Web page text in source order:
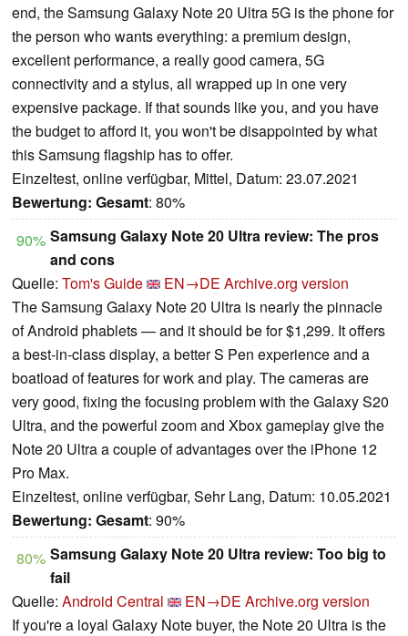
end, the Samsung Galaxy Note 20 Ultra 5G is the phone for
the person who wants everything: a premium design,
excellent performance, a really good camera, 5G
connectivity and a stylus, all wrapped up in one very
expensive package. If that sounds like you, and you have
the budget to afford it, you won't be disappointed by what
this Samsung flagship has to offer.
Einzeltest, online verfügbar, Mittel, Datum: 23.07.2021
Bewertung: Gesamt: 80%
90% Samsung Galaxy Note 20 Ultra review: The pros
and cons
Quelle: Tom's Guide EN→DE Archive.org version
The Samsung Galaxy Note 20 Ultra is nearly the pinnacle
of Android phablets — and it should be for $1,299. It offers
a best-in-class display, a better S Pen experience and a
boatload of features for work and play. The cameras are
very good, fixing the focusing problem with the Galaxy S20
Ultra, and the powerful zoom and Xbox gameplay give the
Note 20 Ultra a couple of advantages over the iPhone 12
Pro Max.
Einzeltest, online verfügbar, Sehr Lang, Datum: 10.05.2021
Bewertung: Gesamt: 90%
80% Samsung Galaxy Note 20 Ultra review: Too big to
fail
Quelle: Android Central EN→DE Archive.org version
If you're a loyal Galaxy Note buyer, the Note 20 Ultra is the